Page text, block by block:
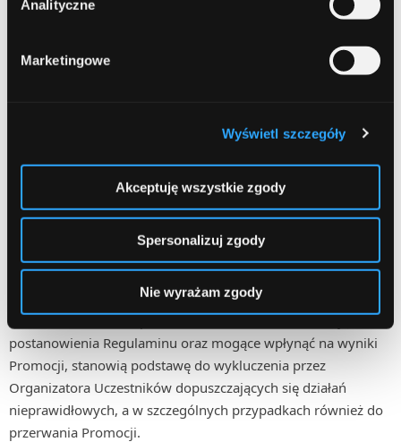
Analityczne
Marketingowe
Wyświetl szczegóły
Akceptuję wszystkie zgody
Spersonalizuj zgody
Nie wyrażam zgody
zostanie przekazana na właściwy numer rachunku
przepisami, mają obowiązek rozliczenia podatku z tytułu
6. W przypadku rezygnacji przez Uczestnika z Nagrody, jak
Laureatami Promocji, Organizator zastrzega sobie prawo do
pozostawienia Nagrody we własnej dyspozycji.
7. Wszelkie działania po stronie Uczestników, naruszające
postanowienia Regulaminu oraz mogące wpłynąć na wyniki
Promocji, stanowią podstawę do wykluczenia przez
Organizatora Uczestników dopuszczających się działań
nieprawidłowych, a w szczególnych przypadkach również do
przerwania Promocji.